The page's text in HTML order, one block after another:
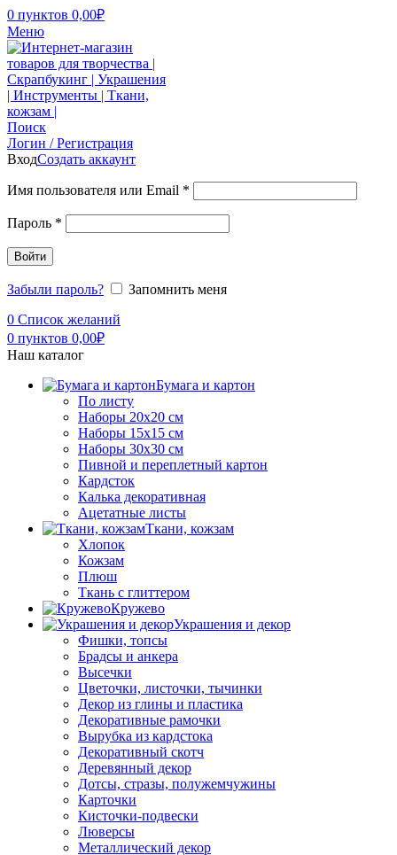
0 пунктов 0,00₽
Меню
Поиск
Логин / Регистрация
ВходСоздать аккаунт
Имя пользователя или Email *
Пароль *
Войти
Забыли пароль?
Запомнить меня
0 Список желаний
0 пунктов 0,00₽
Наш каталог
Бумага и картон
По листу
Наборы 20х20 см
Наборы 15х15 см
Наборы 30х30 см
Пивной и переплетный картон
Кардсток
Калька декоративная
Ацетатные листы
Ткани, кожзам
Хлопок
Кожзам
Плюш
Ткань с глиттером
Кружево
Украшения и декор
Фишки, топсы
Брадсы и анкера
Высечки
Цветочки, листочки, тычинки
Декор из глины и пластика
Декоративные рамочки
Вырубка из кардстока
Декоративный скотч
Деревянный декор
Дотсы, стразы, полужемчужины
Карточки
Кисточки-подвески
Люверсы
Металлический декор